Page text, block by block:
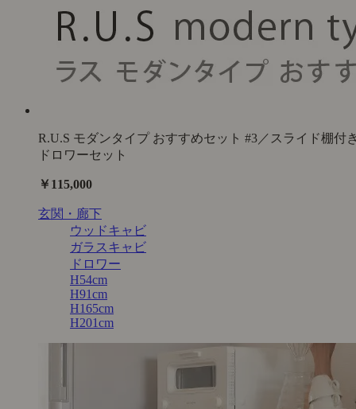
R.U.S モダンタイプ おすすめセット #3／スライド棚付
ドロワーセット
￥115,000
玄関・廊下
ウッドキャビ
ガラスキャビ
ドロワー
H54cm
H91cm
H165cm
H201cm